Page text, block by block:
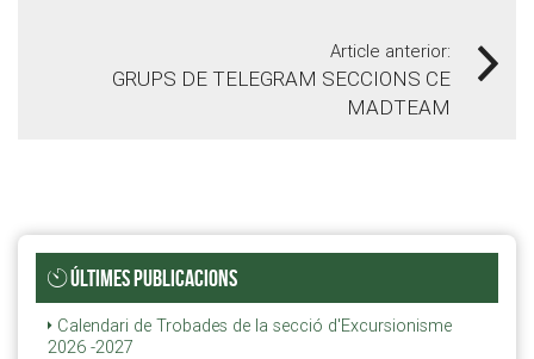
Article anterior:
GRUPS DE TELEGRAM SECCIONS CE
MADTEAM
ÚLTIMES PUBLICACIONS
Calendari de Trobades de la secció d'Excursionisme
2026 -2027